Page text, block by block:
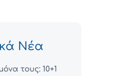
Νέα
τους: 10+1